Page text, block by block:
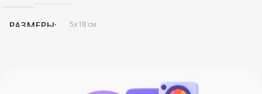
РАЗМЕРЫ
5х18 см